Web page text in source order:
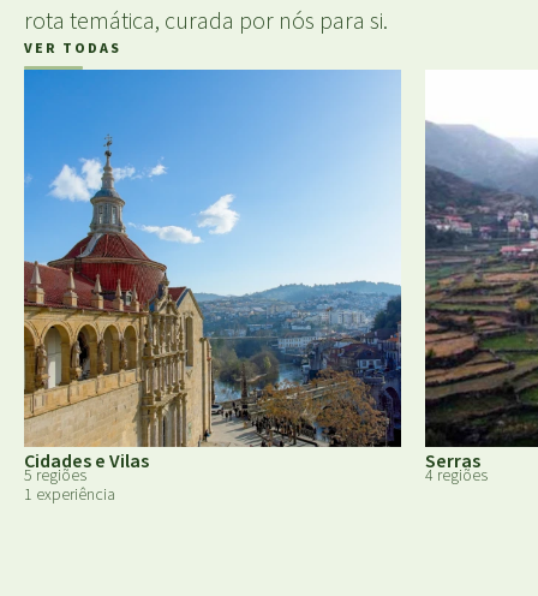
rota temática, curada por nós para si.
VER TODAS
Cidades e Vilas
5 regiões
1 experiência
Serras
4 regiões